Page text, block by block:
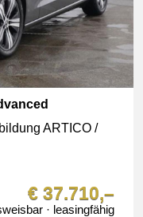
ARTICO /
€ 37.710,–
· leasingfähig